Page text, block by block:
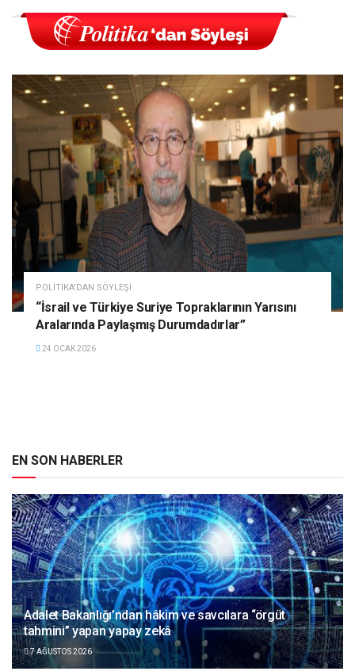
POLITIKA'DAN SÖYLEŞI
“İsrail ve Türkiye Suriye Topraklarının Yarısını
Aralarında Paylaşmış Durumdadırlar”
24 OCAK 2026
EN SON HABERLER
Adalet Bakanlığı’ndan hâkim ve savcılara “örgüt
tahmini” yapan yapay zekâ
7 AĞUSTOS 2026